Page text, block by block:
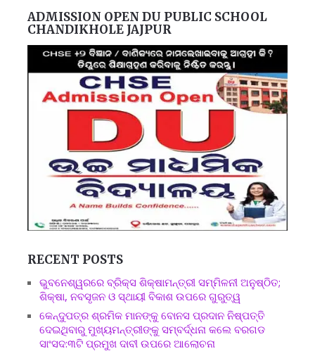
ADMISSION OPEN DU PUBLIC SCHOOL
CHANDIKHOLE JAJPUR
RECENT POSTS
ଭୁବନେଶ୍ୱରରେ ବ୍ରିକ୍ସ ଶିକ୍ଷାମନ୍ତ୍ରୀ ସମ୍ମିଳନୀ ଅନୁଷ୍ଠିତ;
ଶିକ୍ଷା, ନବସୃଜନ ଓ ସ୍ଥାୟୀ ବିକାଶ ଉପରେ ଗୁରୁତ୍ୱ
କେନ୍ଦୁପତ୍ର ଶ୍ରମିକ ମାନଙ୍କୁ ବୋନସ ପ୍ରଦାନ ନିଷ୍ପତ୍ତି
ଦେଇଥିବାରୁ ମୁଖ୍ୟମନ୍ତ୍ରୀଙ୍କୁ ସମ୍ବର୍ଦ୍ଧନା କଲେ ବରଗଡ
ସାଂସଦ:୩ଟି ପ୍ରମୁଖ ଦାବୀ ଉପରେ ଆଲୋଚନା